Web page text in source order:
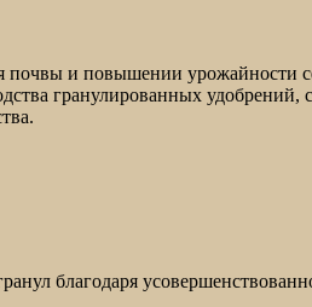
почвы и повышении урожайности
гранулированных
благодаря